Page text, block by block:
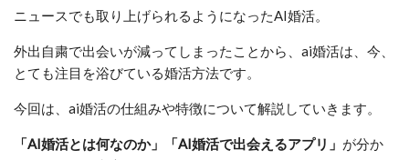
ニュースでも取り上げられるようになったAI婚活。
外出自粛で出会いが減ってしまったことから、ai婚活は、今、
とても注目を浴びている婚活方法です。
今回は、ai婚活の仕組みや特徴について解説していきます。
「AI婚活とは何なのか」「AI婚活で出会えるアプリ」 が分か